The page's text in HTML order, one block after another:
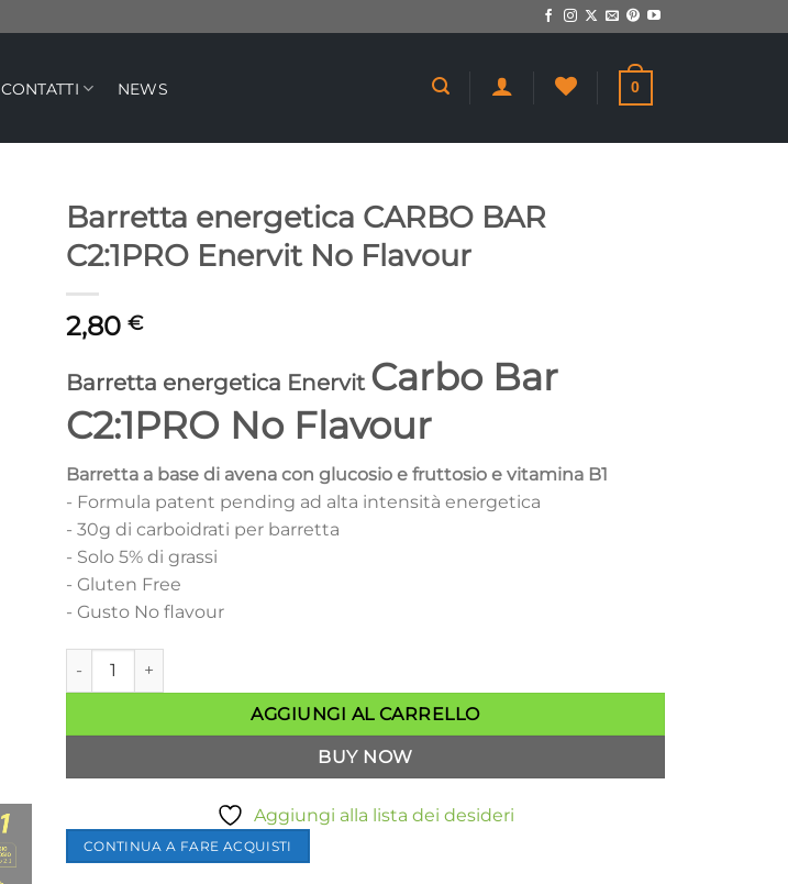
CONTATTI NEWS 0
Barretta energetica CARBO BAR
C2:1PRO Enervit No Flavour
2,80 €
Barretta energetica Enervit Carbo Bar
C2:1PRO No Flavour
Barretta a base di avena con glucosio e fruttosio e vitamina B1
- Formula patent pending ad alta intensità energetica
- 30g di carboidrati per barretta
- Solo 5% di grassi
- Gluten Free
- Gusto No flavour
Barretta energetica CARBO BAR C2:1PRO Enervit No Flavour quantità
AGGIUNGI AL CARRELLO
BUY NOW
Aggiungi alla lista dei desideri
CONTINUA A FARE ACQUISTI